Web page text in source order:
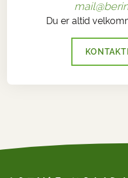
Du er altid